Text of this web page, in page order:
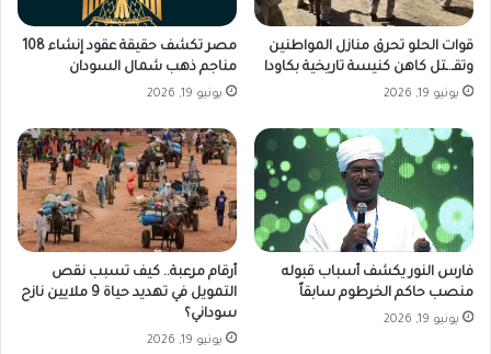
قوات الحلو تحرق منازل المواطنين
وتقـ.ـتل كاهن كنيسة تاريخية بكاودا
يونيو 19, 2026
مصر تكشف حقيقة عقود إنشاء 108
مناجم ذهب شمال السودان
يونيو 19, 2026
فارس النور يكشف أسباب قبوله
منصب حاكم الخرطوم سابقاً
يونيو 19, 2026
أرقام مرعبة.. كيف تسبب نقص
التمويل في تهديد حياة 9 ملايين نازح
سوداني؟
يونيو 19, 2026